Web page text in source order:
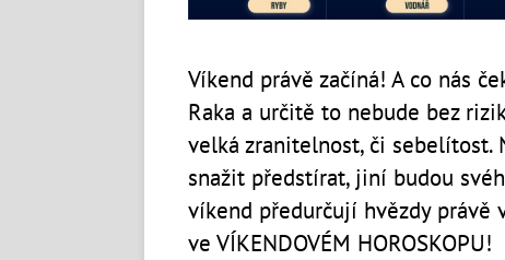
Víkend právě začíná! A co nás
Raka a určitě to nebude bez
velká zranitelnost, či sebelítost.
snažit předstírat, jiní budou
víkend předurčují hvězdy právě
ve VÍKENDOVÉM HOROSKOPU!